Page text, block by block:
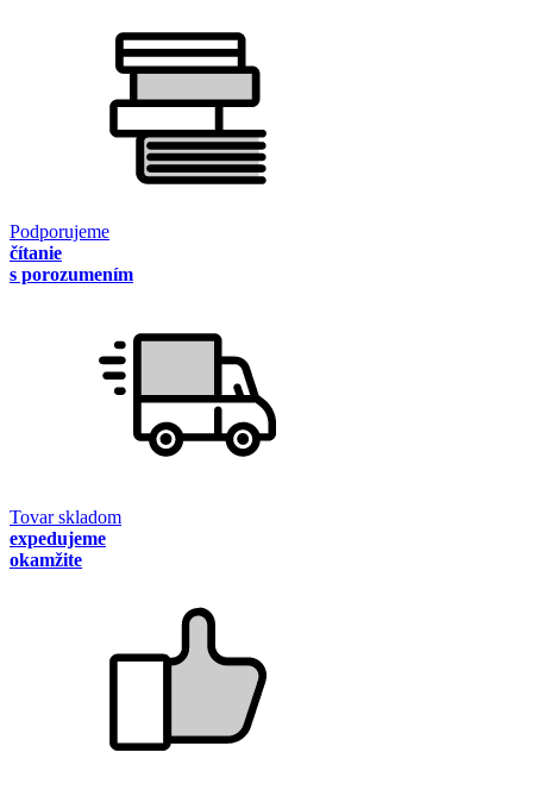
Podporujeme
čítanie
s porozumením
Tovar skladom
expedujeme
okamžite